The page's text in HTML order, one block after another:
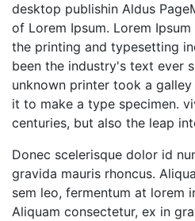
desktop publishin Aldus
of Lorem Ipsum. Lorem
the printing and typesetting
been the industry's text ever
unknown printer took a
it to make a type specimen.
centuries, but also the leap
Donec scelerisque dolor id
gravida mauris rhoncus.
sem leo, fermentum at lorem
Aliquam consectetur, ex in